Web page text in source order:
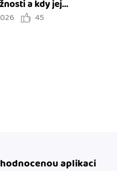
a kdy jej
45
aplikaci